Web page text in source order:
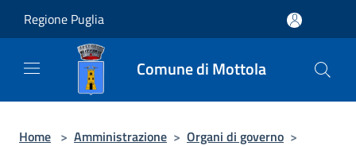
Regione Puglia
Comune di Mottola
Home > Amministrazione > Organi di governo >